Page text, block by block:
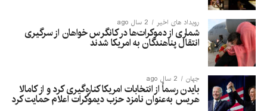
رویداد های اخیر 2 سال ago
شماری از دموکرات‌ها در کانگرس خواهان از سرگیری
انتقال پناهندگان به امریکا شدند
جهان 2 سال ago
بایدن رسماً از انتخابات امریکا کناره‌گیری کرد و از کامالا
هریس به‌عنوان نامزد حزب دیموکرات اعلام حمایت کرد